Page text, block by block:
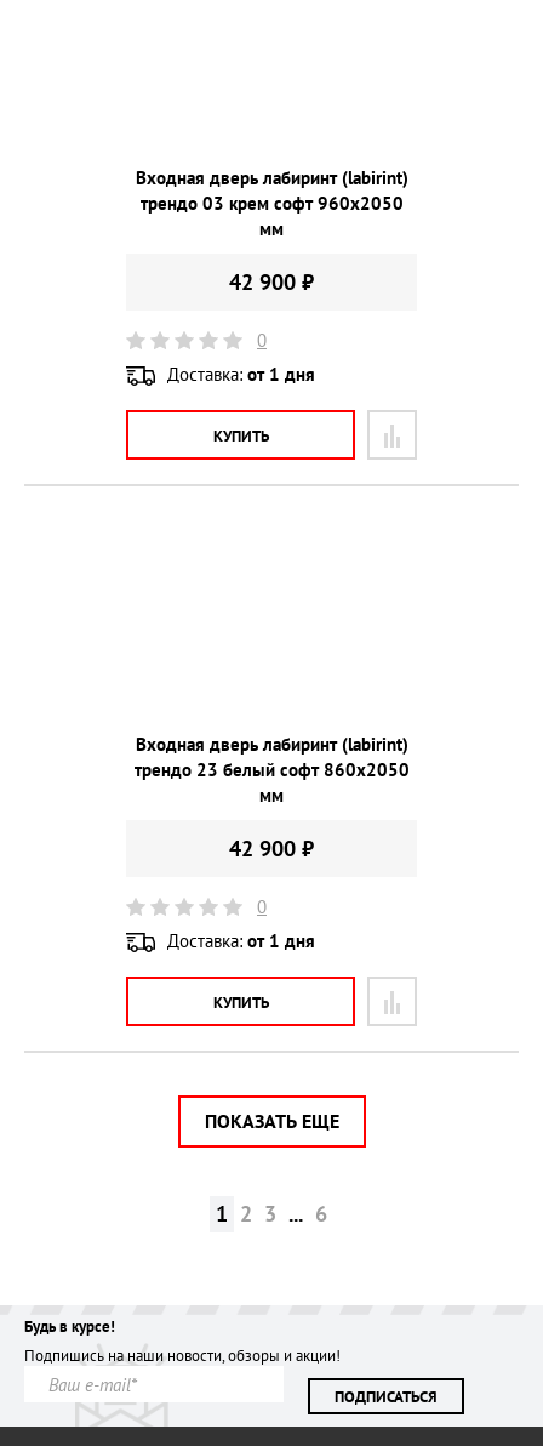
Входная дверь лабиринт (labirint)
трендо 03 крем софт 960х2050
мм
42 900 ₽
0
Доставка: от 1 дня
КУПИТЬ
Входная дверь лабиринт (labirint)
трендо 23 белый софт 860х2050
мм
42 900 ₽
0
Доставка: от 1 дня
КУПИТЬ
ПОКАЗАТЬ ЕЩЕ
1 2 3 ... 6
Будь в курсе!
Подпишись на наши новости, обзоры и акции!
ПОДПИСАТЬСЯ